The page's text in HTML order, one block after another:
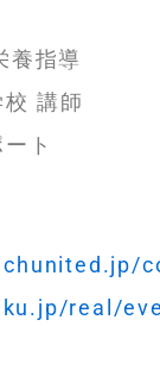
養指導
講師
ト
real/